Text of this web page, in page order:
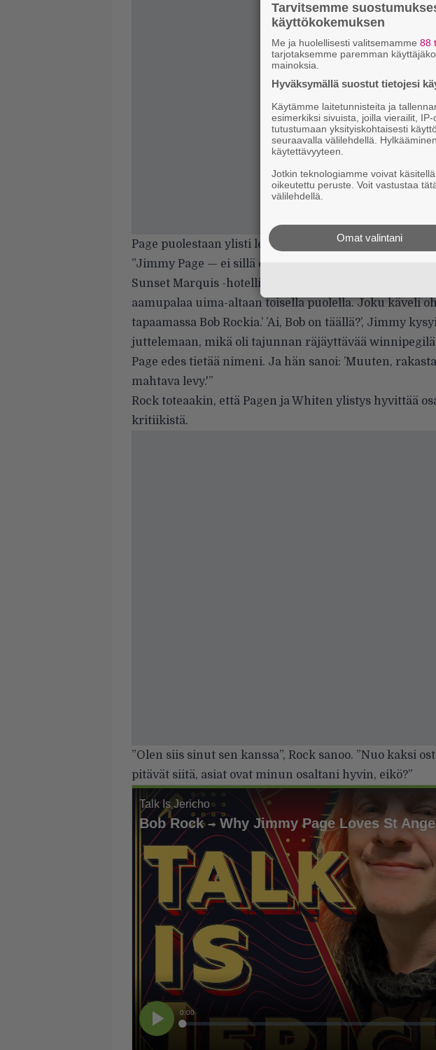
Page puolestaan ylisti levyä hotellin aamupalalla.
”Jimmy Page — ei sillä että brassailisin nimillä, mutta
Sunset Marquis -hotellissa [Los Angelesissa]. Hän oli
aamupalaa uima-altaan toisella puolella. Joku käveli
tapaamassa Bob Rockia.’ ’Ai, Bob on täällä?’, Jimmy
juttelemaan, mikä oli tajunnan räjäyttävää
Page edes tietää nimeni. Ja hän sanoi: ’Muuten,
mahtava levy.'”
Rock toteaakin, että Pagen ja Whiten ylistys hyvittää
kritiikistä.
”Olen siis sinut sen kanssa”, Rock sanoo. ”Nuo kaksi
pitävät siitä, asiat ovat minun osaltani hyvin, eikö?”
Tarvitsemme
käyttökokemuksen
Me ja huolellisesti valitsemamme 88
tarjotaksemme paremman
mainoksia.
Hyväksymällä suostut tietojesi
Käytämme laitetunnisteita ja
esimerkiksi sivuista, joilla vierailit,
tutustumaan yksityiskohtaisesti
seuraavalla välilehdellä.
käytettävyyteen.
Jotkin teknologiamme voivat
oikeutettu peruste. Voit vastustaa
välilehdellä.
Omat valintani